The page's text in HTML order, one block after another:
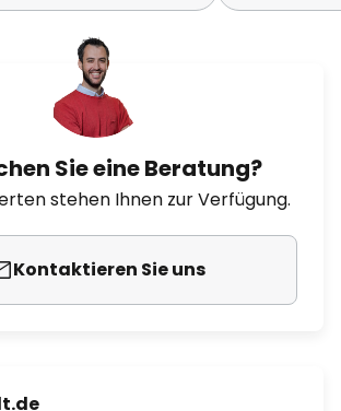
Sie eine Beratung?
stehen Ihnen zur Verfügung.
Kontaktieren Sie uns